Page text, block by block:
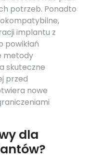
potrzeb. Ponadto
implantu z
powikłań
metody
skuteczne
przed
nowe
dla